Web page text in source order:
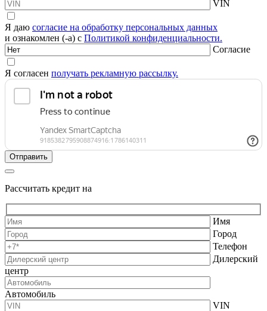
VIN
Я даю согласие на обработку персональных данных
и ознакомлен (-а) с Политикой конфиденциальности.
Согласие
Я согласен получать рекламную рассылку.
Рассчитать кредит на
Имя
Город
Телефон
Дилерский
центр
Автомобиль
VIN